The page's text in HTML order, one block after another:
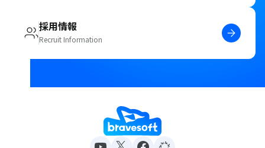
採用情報
Recruit Information